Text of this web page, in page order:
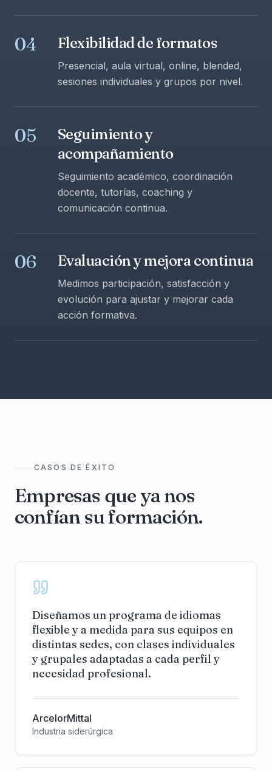
04 Flexibilidad de formatos
Presencial, aula virtual, online, blended,
sesiones individuales y grupos por nivel.
05
Seguimiento y
acompañamiento
Seguimiento académico, coordinación
docente, tutorías, coaching y
comunicación continua.
06 Evaluación y mejora continua
Medimos participación, satisfacción y
evolución para ajustar y mejorar cada
acción formativa.
CASOS DE ÉXITO
Empresas que ya nos
confían su formación.
Diseñamos un programa de idiomas
flexible y a medida para sus equipos en
distintas sedes, con clases individuales
y grupales adaptadas a cada perfil y
necesidad profesional.
ArcelorMittal
Industria siderúrgica